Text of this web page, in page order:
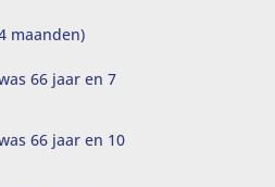
maanden)
66 jaar en 7
66 jaar en 10